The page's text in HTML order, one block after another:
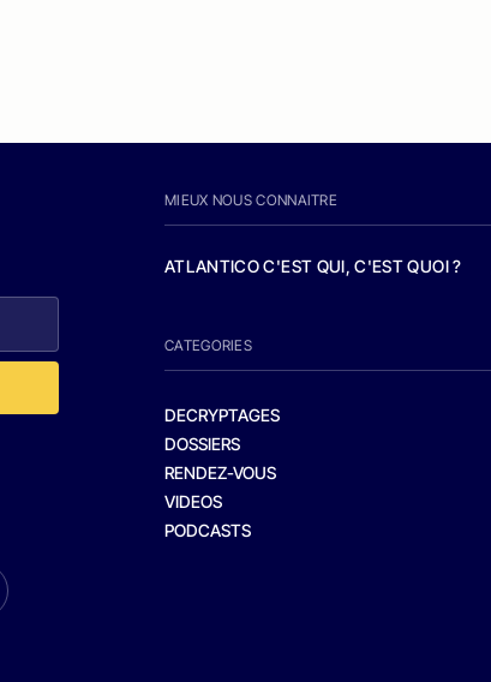
MIEUX NOUS CONNAITRE
ATLANTICO C'EST QUI, C'EST QUOI ?
CATEGORIES
DECRYPTAGES
DOSSIERS
RENDEZ-VOUS
VIDEOS
PODCASTS